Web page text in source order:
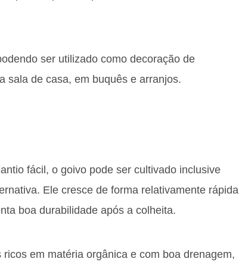
ser utilizado como decoração de
sala de casa, em buquês e arranjos.
fácil, o goivo pode ser cultivado inclusive
Ele cresce de forma relativamente rápida
boa durabilidade após a colheita.
em matéria orgânica e com boa drenagem,